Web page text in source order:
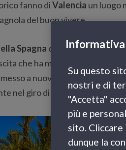
fanno diValencia un luogo
del buon vivere.
Spagna e recentemente
che ha molte qualità da
a nuovo interi quartieri e
nel giro di pochi anni.
Informativa
Su questo
nostri e di
"Accetta"
più e
sito.
dunque la